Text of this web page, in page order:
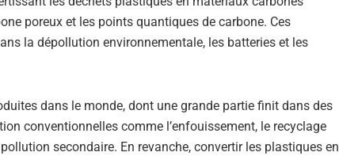
poreux et les points quantiques de carbone. Ces
la dépollution environnementale, les batteries et les
dans le monde, dont une grande partie finit dans des
conventionnelles comme l’enfouissement, le recyclage
secondaire. En revanche, convertir les plastiques en